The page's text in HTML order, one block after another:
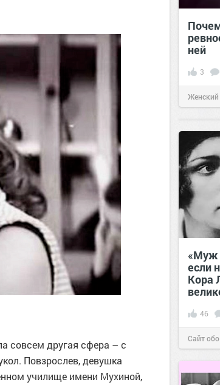
совсем другая сфера – с
Повзрослев, девушка
училище имени Мухиной,
ней
3
Женский
«Муж
если
Кора
46
Сайт